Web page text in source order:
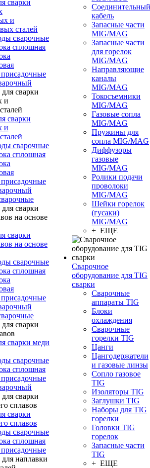
сварки
и
сталей
сварочные
сплошная
сварки
и
сварочные
сплошная
сварки
на основе
сварочные
сплошная
сварки меди
сварочные
сплошная
сварки
сплавов
сварочные
сплошная
Соединительный
кабель
Запасные части
MIG/MAG
Запасные части
для горелок
MIG/MAG
Направляющие
каналы
MIG/MAG
Токосъемники
MIG/MAG
Газовые сопла
MIG/MAG
Пружины для
сопла MIG/MAG
Диффузоры
газовые
MIG/MAG
Ролики подачи
проволоки
MIG/MAG
Шейки горелок
(гусаки)
MIG/MAG
+ ЕЩЕ
Сварочное
оборудование для TIG
сварки
Сварочные
аппараты TIG
Блоки
охлаждения
Сварочные
горелки TIG
Цанги
Цангодержатели
и газовые линзы
Сопло газовое
TIG
Изоляторы TIG
Заглушки TIG
Наборы для TIG
горелки
Головки TIG
горелок
Запасные части
TIG
+ ЕЩЕ